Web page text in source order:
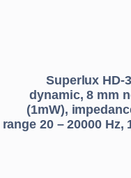
Superlux HD-
dynamic, 8 mm
(1mW),
range 20 – 20000